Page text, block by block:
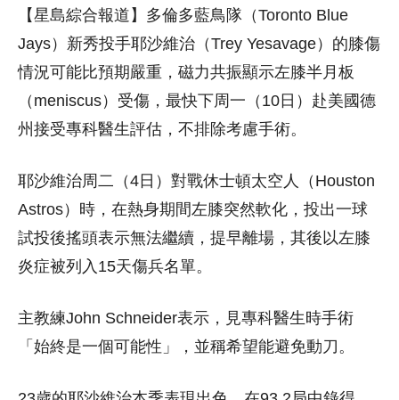
【星島綜合報道】多倫多藍鳥隊（Toronto Blue
Jays）新秀投手耶沙維治（Trey Yesavage）的膝傷
情況可能比預期嚴重，磁力共振顯示左膝半月板
（meniscus）受傷，最快下周一（10日）赴美國德
州接受專科醫生評估，不排除考慮手術。
耶沙維治周二（4日）對戰休士頓太空人（Houston
Astros）時，在熱身期間左膝突然軟化，投出一球
試投後搖頭表示無法繼續，提早離場，其後以左膝
炎症被列入15天傷兵名單。
主教練John Schneider表示，見專科醫生時手術
「始終是一個可能性」，並稱希望能避免動刀。